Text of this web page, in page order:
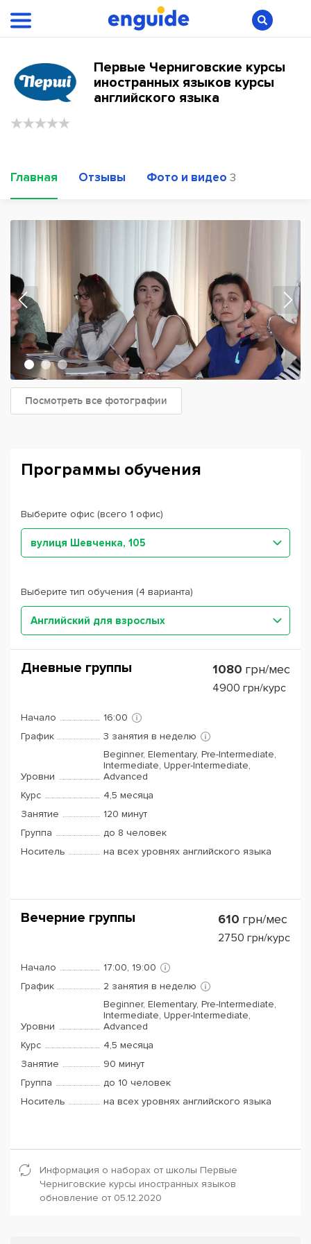
Первые Черниговские курсы
иностранных языков курсы
английского языка
Главная Отзывы Фото и видео 3
Посмотреть все фотографии
Программы обучения
Выберите офис (всего 1 офис)
вулиця Шевченка, 105
Выберите тип обучения (4 варианта)
Английский для взрослых
Дневные группы 1080 грн/мес
4900 грн/курс
Начало
16:00
График
3 занятия в неделю
Уровни
Beginner, Elementary, Pre-Intermediate,
Intermediate, Upper-Intermediate,
Advanced
Курс
4,5 месяца
Занятие
120 минут
Группа
до 8 человек
Носитель
на всех уровнях английского языка
Вечерние группы 610 грн/мес
2750 грн/курс
Начало
17:00, 19:00
График
2 занятия в неделю
Уровни
Beginner, Elementary, Pre-Intermediate,
Intermediate, Upper-Intermediate,
Advanced
Курс
4,5 месяца
Занятие
90 минут
Группа
до 10 человек
Носитель
на всех уровнях английского языка
Информация о наборах от школы Первые
Черниговские курсы иностранных языков
обновление от 05.12.2020